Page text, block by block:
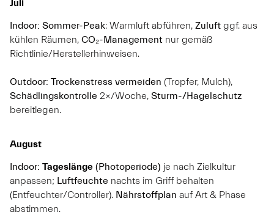
Juli
Indoor: Sommer-Peak: Warmluft abführen, Zuluft ggf. aus
kühlen Räumen, CO₂-Management nur gemäß
Richtlinie/Herstellerhinweisen.
Outdoor: Trockenstress vermeiden (Tropfer, Mulch),
Schädlingskontrolle 2×/Woche, Sturm-/Hagelschutz
bereitlegen.
August
Indoor: Tageslänge (Photoperiode) je nach Zielkultur
anpassen; Luftfeuchte nachts im Griff behalten
(Entfeuchter/Controller). Nährstoffplan auf Art & Phase
abstimmen.